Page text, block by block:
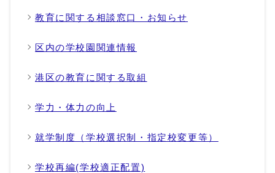
教育に関する相談窓口・お知らせ
区内の学校園関連情報
港区の教育に関する取組
学力・体力の向上
就学制度（学校選択制・指定校変更等）
学校再編(学校適正配置)